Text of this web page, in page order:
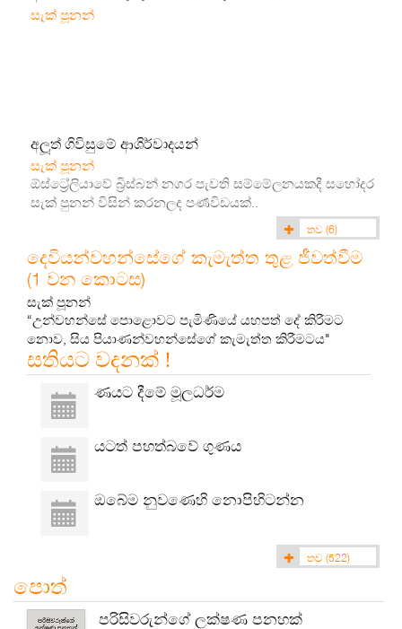
සැක් පූනන්
අලූත් ගිවිසුමේ ආශිර්වාදයන්
සැක් පූනන්
ඕස්ට්‍රේලියාවේ බ්‍රිස්බන් නගර පැවති සම්මේලනයකදී සහෝදර
සැක් පුනන් විසින් කරනලද පර්‍ණවිඩයක්..
තව (6)
දෙවියන්වහන්සේගේ කැමැත්ත තුළ ජීවත්වීම
(1 වන කොටස)
සැක් පූනන්
“උන්වහන්සේ පොළොවට පැමිණියේ යහපත් දේ කිරීමට
නොව, සිය පියාණන්වහන්සේගේ කැමැත්ත කිරීමටය"
සතියට වදනක් !
ණයට දීමේ මූලධර්ම
යටත් පහත්බවේ ගුණය
ඔබේම නුවණෙහි නොපිහිටන්න
තව (522)
පොත්
පරිසිවරුන්ගේ ලක්ෂණ පනහක්